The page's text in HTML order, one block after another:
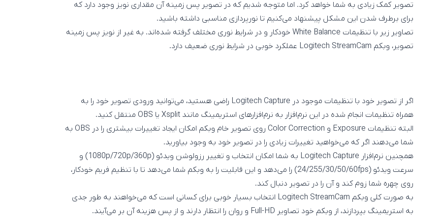
تصویر کمک زیادی به شما خواهد کرد. اما متوجه شدیم که در تصویر پس زمینه آن مقداری نویز وجود دارد که
برای برطرف شدن این مشکل پیشنهاد می‌کنیم تا نورپردازی مناسبی داشته باشید.
تصاویر زیر با تنظیمات White Balance خودکار و در شرایط نوری مختلف گرفته شده‌اند. به غیر از نویز پس زمینه
تصویر، وبکم Logitech StreamCam عملکرد خوبی در شرایط نوری ضعیف دارد.
اگر از تصویر خود با تنظیمات موجود در Logitech Capture راضی هستید، می‌توانید ورودی تصویر خود را به
همراه تنظیمات انجام شده در این نرم‌افزار به نرم‌افزارهای استریمینگ مانند Xsplit یا OBS منتقل کنید.
البته تنظیمات Exposure و Color Correction روی تصویر خام وبکم امکان ایجاد تغییرات بیشتری را در OBS به
شما می‌دهند اگر که می‌خواهید تغییرات زیادی را در تصویر خود به وجود بیاورید.
همچنین نرم‌افزار Logitech Capture به شما امکان انتخاب و تغییر رزولوشن ویدئو (1080p/720p/360p) و
سرعت ویدئو (24/255/30/50/60fps) را می‌دهد و این قابلیت را به وبکم شما می‌دهد تا با تنظیم فریم خودکار،
روی چهره شما زوم کند و آن را در تصویر دنبال کند.
به صورت کلی وبکم Logitech StreamCam انتخاب بسیار خوبی برای کسانی است که می‌خواهند به طور جدی
به استریمینگ بپردازند، از وبکم خود تصاویر Full-HD و روان را انتظار دارند و از پس هزینه آن بر می‌آیند.